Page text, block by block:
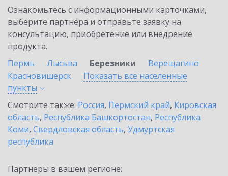
Ознакомьтесь с информационными карточками,
выберите партнёра и отправьте заявку на
консультацию, приобретение или внедрение
продукта.
Пермь
Лысьва Березники
Верещагино
Красновишерск
Показать все населенные
пункты
Смотрите также: Россия, Пермский край, Кировская
область, Республика Башкортостан, Республика
Коми, Свердловская область, Удмуртская
республика
Партнеры в вашем регионе: